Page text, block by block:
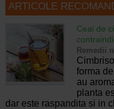
ARTICOLE
Ceai de
Remedii
forma
au
planta
dar este raspandita si in